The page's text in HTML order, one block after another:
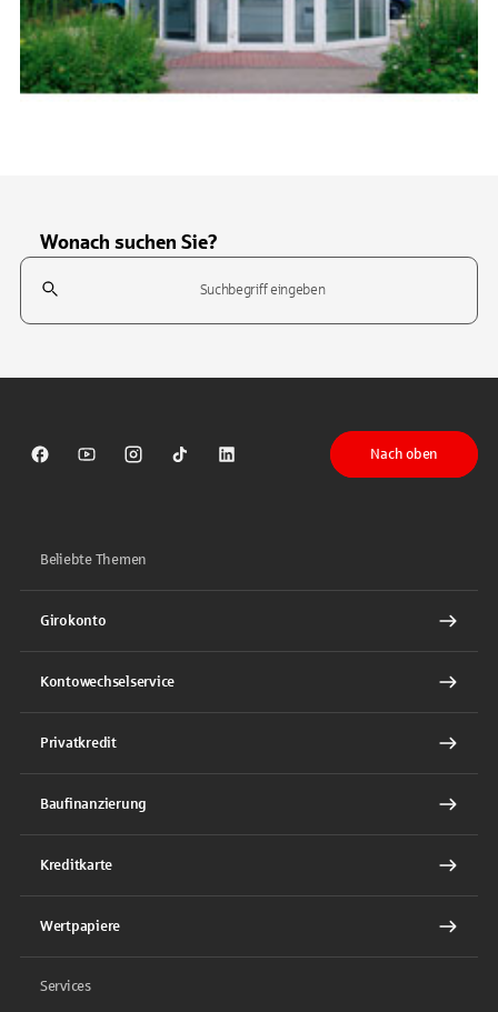
Wonach suchen Sie?
Suchfeld
Sparkasse auf Facebook
Sparkasse auf Youtube
Sparkasse auf Instagram
Sparkasse auf TikTok
Sparkasse auf LinkedIn
Nach oben
Beliebte Themen
Girokonto
Kontowechselservice
Privatkredit
Baufinanzierung
Kreditkarte
Wertpapiere
Services